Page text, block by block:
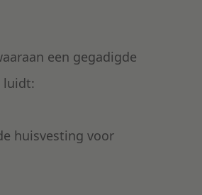
een gegadigde
luidt:
huisvesting voor